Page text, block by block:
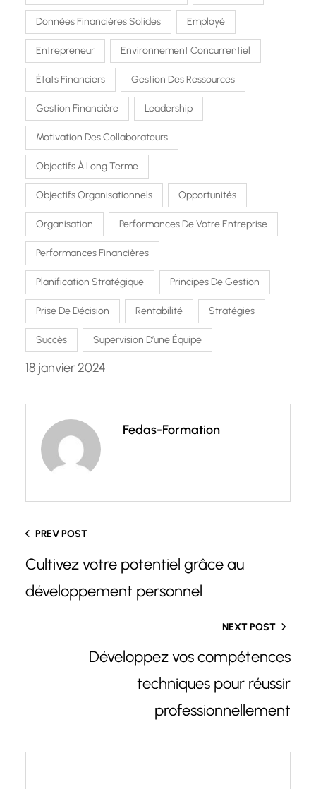
Données Financières Solides Employé
Entrepreneur Environnement Concurrentiel
États Financiers Gestion Des Ressources
Gestion Financière Leadership
Motivation Des Collaborateurs
Objectifs À Long Terme
Objectifs Organisationnels Opportunités
Organisation Performances De Votre Entreprise
Performances Financières
Planification Stratégique Principes De Gestion
Prise De Décision Rentabilité Stratégies
Succès Supervision D’une Équipe
18 janvier 2024
Fedas-Formation
PREV POST
Cultivez votre potentiel grâce au
développement personnel
NEXT POST
Développez vos compétences
techniques pour réussir
professionnellement